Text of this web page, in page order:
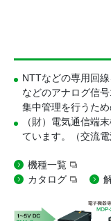
NTTなどの専用回
などのアナログ信
集中管理を行うため
（財）電気通信端
ています。（交流電
機種一覧
カタログ